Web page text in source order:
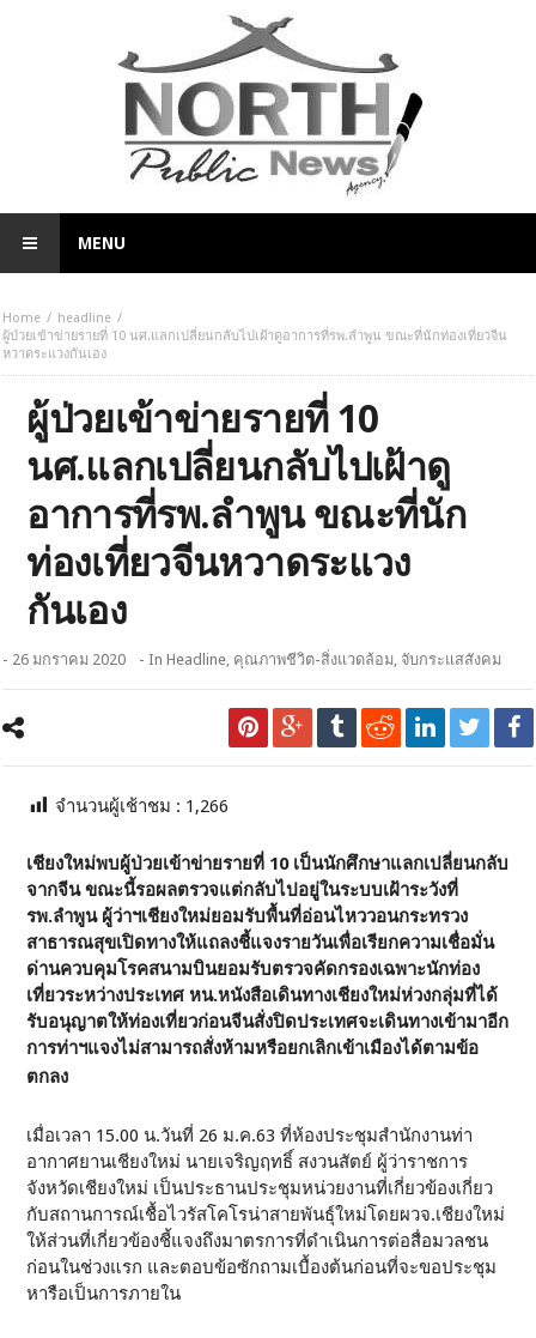
MENU
Home
headline
ผู้ป่วยเข้าข่ายรายที่ 10 นศ.แลกเปลี่ยนกลับไปเฝ้าดูอาการที่รพ.ลำพูน ขณะที่นักท่องเที่ยวจีน
หวาดระแวงกันเอง
ผู้ป่วยเข้าข่ายรายที่ 10
นศ.แลกเปลี่ยนกลับไปเฝ้าดู
อาการที่รพ.ลำพูน ขณะที่นัก
ท่องเที่ยวจีนหวาดระแวง
กันเอง
- 26 มกราคม 2020 - InHeadline, คุณภาพชีวิต-สิ่งแวดล้อม, จับกระแสสังคม
จำนวนผู้เช้าชม : 1,266
เชียงใหม่พบผู้ป่วยเข้าข่ายรายที่ 10 เป็นนักศึกษาแลกเปลี่ยนกลับ
จากจีน ขณะนี้รอผลตรวจแต่กลับไปอยู่ในระบบเฝ้าระวังที่
รพ.ลำพูน ผู้ว่าฯเชียงใหม่ยอมรับพื้นที่อ่อนไหววอนกระทรวง
สาธารณสุขเปิดทางให้แถลงชี้แจงรายวันเพื่อเรียกความเชื่อมั่น
ด่านควบคุมโรคสนามบินยอมรับตรวจคัดกรองเฉพาะนักท่อง
เที่ยวระหว่างประเทศ หน.หนังสือเดินทางเชียงใหม่ห่วงกลุ่มที่ได้
รับอนุญาตให้ท่องเที่ยวก่อนจีนสั่งปิดประเทศจะเดินทางเข้ามาอีก
การท่าฯแจงไม่สามารถสั่งห้ามหรือยกเลิกเข้าเมืองได้ตามข้อ
ตกลง
เมื่อเวลา 15.00 น.วันที่ 26 ม.ค.63 ที่ห้องประชุมสำนักงานท่า
อากาศยานเชียงใหม่ นายเจริญฤทธิ์ สงวนสัตย์ ผู้ว่าราชการ
จังหวัดเชียงใหม่ เป็นประธานประชุมหน่วยงานที่เกี่ยวข้องเกี่ยว
กับสถานการณ์เชื้อไวรัสโคโรน่าสายพันธุ์ใหม่โดยผวจ.เชียงใหม่
ให้ส่วนที่เกี่ยวข้องชี้แจงถึงมาตรการที่ดำเนินการต่อสื่อมวลชน
ก่อนในช่วงแรก และตอบข้อซักถามเบื้องต้นก่อนที่จะขอประชุม
หารือเป็นการภายใน